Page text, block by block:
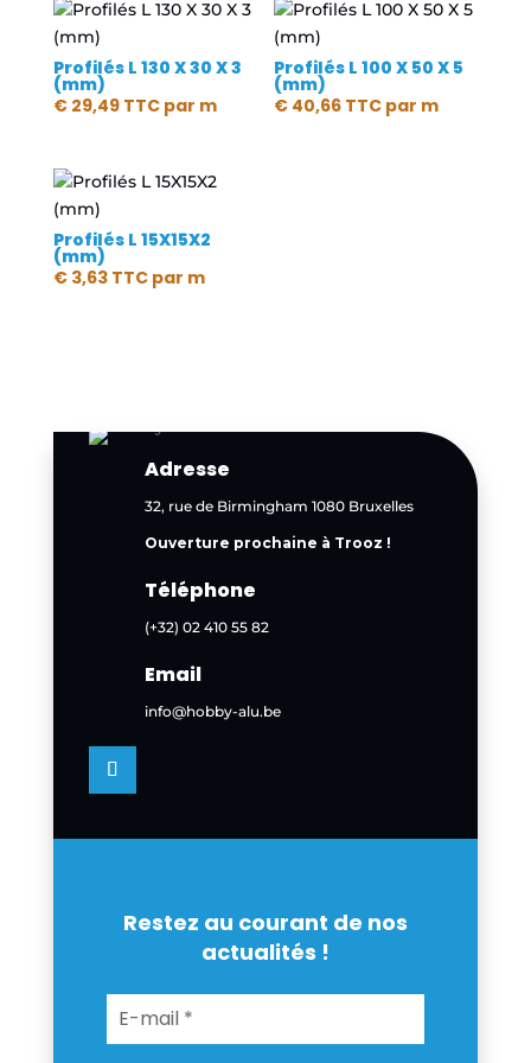
Profilés L 130 X 30 X 3
(mm)
€29,49 TTCpar m
Profilés L 100 X 50 X 5
(mm)
€ 40,66 TTC par m
Profilés L 15X15X2
(mm)
€3,63 TTCpar m
Adresse
32, rue de Birmingham 1080 Bruxelles
Ouverture prochaine à Trooz !
Téléphone
(+32) 02 410 55 82
Email
info@hobby-alu.be
Restez au courant de nos
actualités !